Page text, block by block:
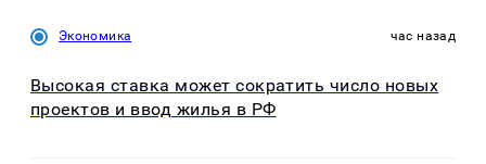
Экономика час назад
Высокая ставка может сократить число новых
проектов и ввод жилья в РФ